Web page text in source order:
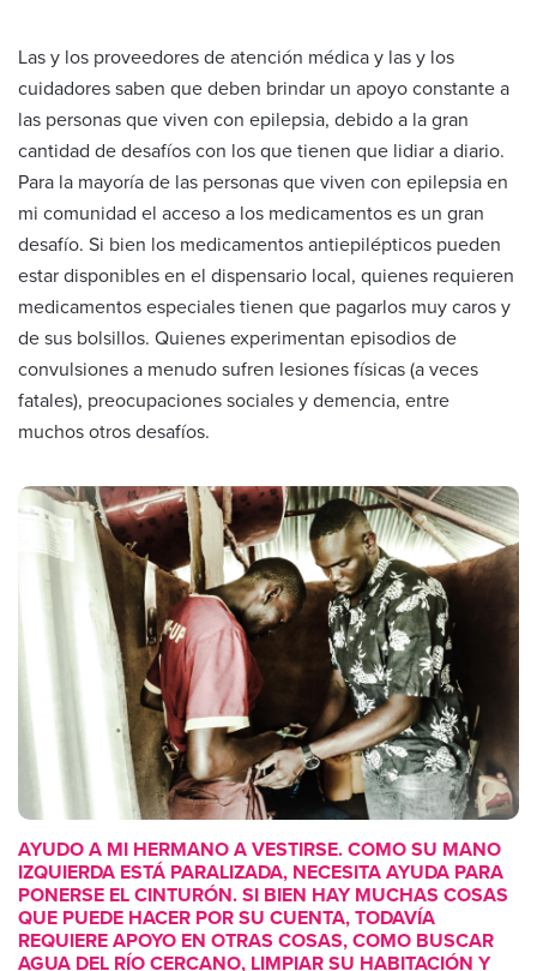
Las y los proveedores de atención médica y las y los
cuidadores saben que deben brindar un apoyo constante a
las personas que viven con epilepsia, debido a la gran
cantidad de desafíos con los que tienen que lidiar a diario.
Para la mayoría de las personas que viven con epilepsia en
mi comunidad el acceso a los medicamentos es un gran
desafío. Si bien los medicamentos antiepilépticos pueden
estar disponibles en el dispensario local, quienes requieren
medicamentos especiales tienen que pagarlos muy caros y
de sus bolsillos. Quienes experimentan episodios de
convulsiones a menudo sufren lesiones físicas (a veces
fatales), preocupaciones sociales y demencia, entre
muchos otros desafíos.
AYUDO A MI HERMANO A VESTIRSE. COMO SU MANO
IZQUIERDA ESTÁ PARALIZADA, NECESITA AYUDA PARA
PONERSE EL CINTURÓN. SI BIEN HAY MUCHAS COSAS
QUE PUEDE HACER POR SU CUENTA, TODAVÍA
REQUIERE APOYO EN OTRAS COSAS, COMO BUSCAR
AGUA DEL RÍO CERCANO, LIMPIAR SU HABITACIÓN Y